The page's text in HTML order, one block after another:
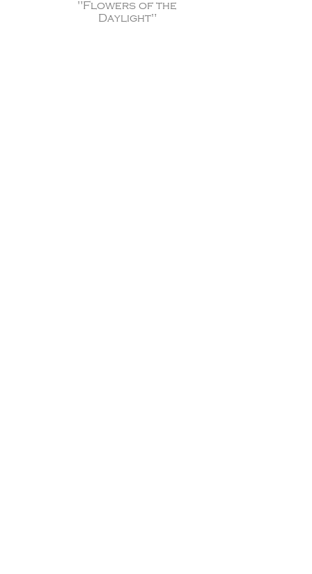
"Flowers of the
Daylight"